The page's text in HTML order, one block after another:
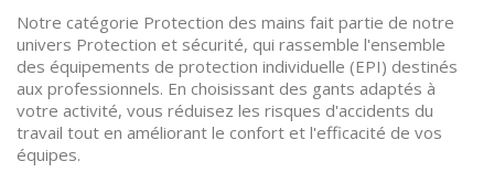
Notre catégorie Protection des mains fait partie de notre
univers Protection et sécurité, qui rassemble l'ensemble
des équipements de protection individuelle (EPI) destinés
aux professionnels. En choisissant des gants adaptés à
votre activité, vous réduisez les risques d'accidents du
travail tout en améliorant le confort et l'efficacité de vos
équipes.